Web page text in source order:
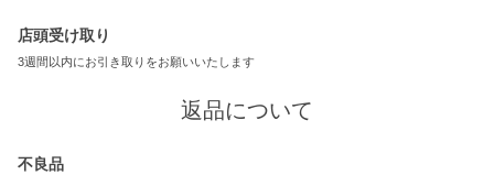
店頭受け取り
3週間以内にお引き取りをお願いいたします
返品について
不良品